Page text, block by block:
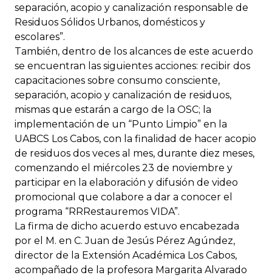
separación, acopio y canalización responsable de
Residuos Sólidos Urbanos, domésticos y
escolares”.
También, dentro de los alcances de este acuerdo
se encuentran las siguientes acciones: recibir dos
capacitaciones sobre consumo consciente,
separación, acopio y canalización de residuos,
mismas que estarán a cargo de la OSC; la
implementación de un “Punto Limpio” en la
UABCS Los Cabos, con la finalidad de hacer acopio
de residuos dos veces al mes, durante diez meses,
comenzando el miércoles 23 de noviembre y
participar en la elaboración y difusión de video
promocional que colabore a dar a conocer el
programa “RRRestauremos VIDA”.
La firma de dicho acuerdo estuvo encabezada
por el M. en C. Juan de Jesús Pérez Agúndez,
director de la Extensión Académica Los Cabos,
acompañado de la profesora Margarita Alvarado